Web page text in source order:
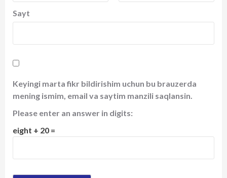
Sayt
Keyingi marta fikr bildirishim uchun bu brauzerda
mening ismim, email va saytim manzili saqlansin.
Please enter an answer in digits:
eight + 20 =